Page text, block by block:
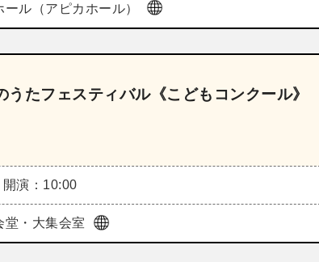
ル（アピカホール）
たフェスティバル《こどもコンクール》
開演：10:00
堂・大集会室